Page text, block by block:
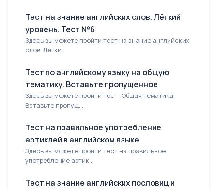
Тест на знание английских слов. Лёгкий
уровень. Тест №6
Здесь вы можете пройти тест на знание английских
слов. Лёгки...
Тест по английскому языку на общую
тематику. Вставьте пропущенное
Здесь вы можете пройти тест: Общая тематика.
Вставьте пропущ...
Тест на правильное употребление
артиклей в английском языке
Здесь вы можете пройти тест на правильное
употребление артик...
Тест на знание английских пословиц и